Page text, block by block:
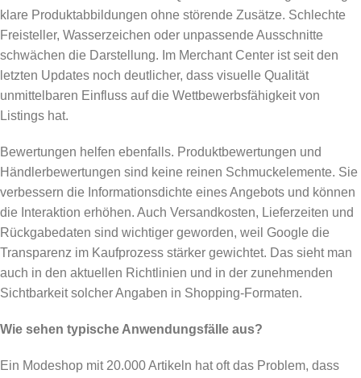
klare Produktabbildungen ohne störende Zusätze. Schlechte
Freisteller, Wasserzeichen oder unpassende Ausschnitte
schwächen die Darstellung. Im Merchant Center ist seit den
letzten Updates noch deutlicher, dass visuelle Qualität
unmittelbaren Einfluss auf die Wettbewerbsfähigkeit von
Listings hat.
Bewertungen helfen ebenfalls. Produktbewertungen und
Händlerbewertungen sind keine reinen Schmuckelemente. Sie
verbessern die Informationsdichte eines Angebots und können
die Interaktion erhöhen. Auch Versandkosten, Lieferzeiten und
Rückgabedaten sind wichtiger geworden, weil Google die
Transparenz im Kaufprozess stärker gewichtet. Das sieht man
auch in den aktuellen Richtlinien und in der zunehmenden
Sichtbarkeit solcher Angaben in Shopping-Formaten.
Wie sehen typische Anwendungsfälle aus?
Ein Modeshop mit 20.000 Artikeln hat oft das Problem, dass